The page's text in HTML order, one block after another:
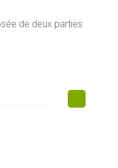
de deux parties